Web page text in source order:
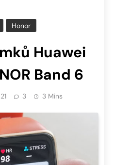
Honor
Huawei
Band 6
3 3 Mins